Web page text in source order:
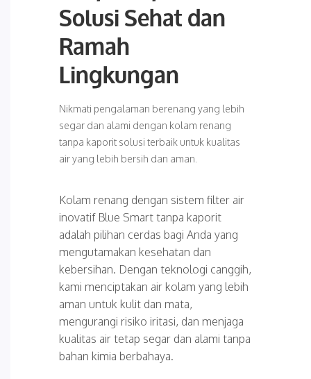
Solusi Sehat dan
Ramah
Lingkungan
Nikmati pengalaman berenang yang lebih
segar dan alami dengan kolam renang
tanpa kaporit solusi terbaik untuk kualitas
air yang lebih bersih dan aman.
Kolam renang dengan sistem filter air
inovatif Blue Smart tanpa kaporit
adalah pilihan cerdas bagi Anda yang
mengutamakan kesehatan dan
kebersihan. Dengan teknologi canggih,
kami menciptakan air kolam yang lebih
aman untuk kulit dan mata,
mengurangi risiko iritasi, dan menjaga
kualitas air tetap segar dan alami tanpa
bahan kimia berbahaya.